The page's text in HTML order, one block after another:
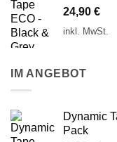
24,90 €
inkl. MwSt.
IM ANGEBOT
Dynamic
Pack